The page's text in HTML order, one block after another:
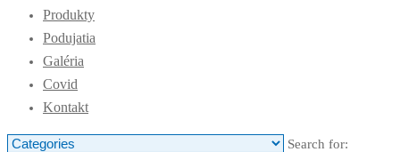
Produkty
Podujatia
Galéria
Covid
Kontakt
Search for: